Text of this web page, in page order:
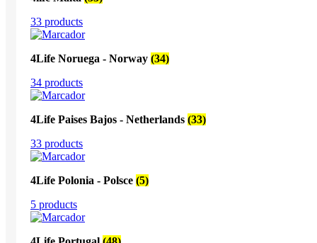
33 products
4Life Noruega - Norway (34)
34 products
4Life Paises Bajos - Netherlands (33)
33 products
4Life Polonia - Polsce (5)
5 products